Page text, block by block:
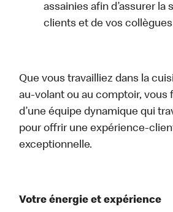
assainies afin d’assurer la
clients et de vos
Que vous travailliez dans la
au-volant ou au comptoir, vous
d’une équipe dynamique qui
pour offrir une expérience-
exceptionnelle.
Votre énergie et expérience